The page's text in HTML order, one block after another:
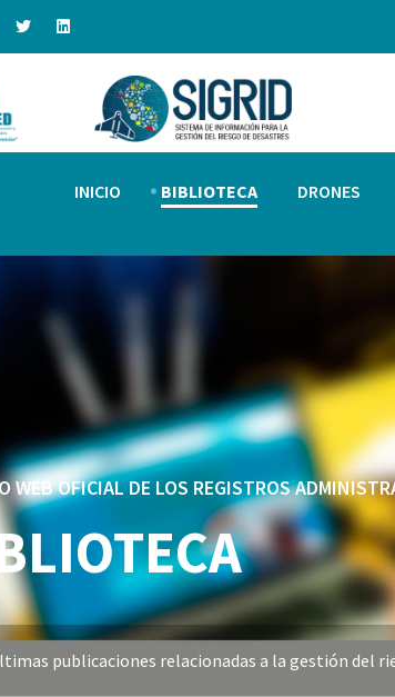
INICIO BIBLIOTECA DRONES
WEB OFICIAL DE LOS REGISTROS
publicaciones relacionadas a la gestión del